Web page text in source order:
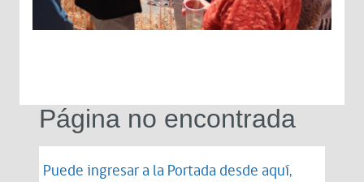
Página no encontrada
Puede ingresar a la Portada desde aquí,